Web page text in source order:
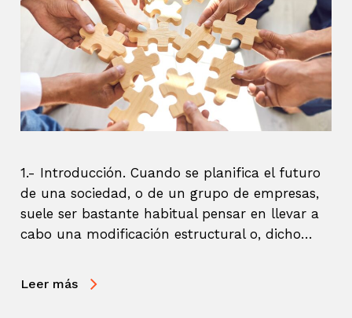
1.- Introducción. Cuando se planifica el futuro
de una sociedad, o de un grupo de empresas,
suele ser bastante habitual pensar en llevar a
cabo una modificación estructural o, dicho…
Leer más